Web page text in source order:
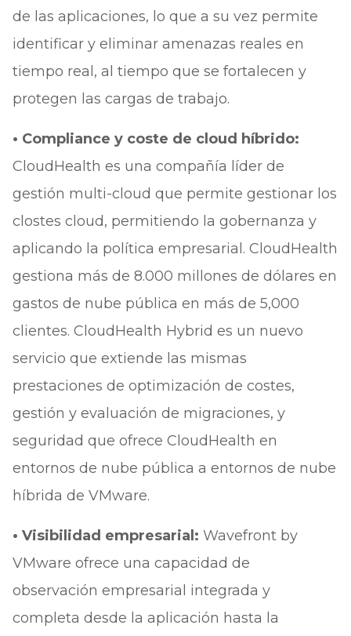
de las aplicaciones, lo que a su vez permite
identificar y eliminar amenazas reales en
tiempo real, al tiempo que se fortalecen y
protegen las cargas de trabajo.
• Compliance y coste de cloud híbrido:
CloudHealth es una compañía líder de
gestión multi-cloud que permite gestionar los
clostes cloud, permitiendo la gobernanza y
aplicando la política empresarial. CloudHealth
gestiona más de 8.000 millones de dólares en
gastos de nube pública en más de 5,000
clientes. CloudHealth Hybrid es un nuevo
servicio que extiende las mismas
prestaciones de optimización de costes,
gestión y evaluación de migraciones, y
seguridad que ofrece CloudHealth en
entornos de nube pública a entornos de nube
híbrida de VMware.
• Visibilidad empresarial: Wavefront by
VMware ofrece una capacidad de
observación empresarial integrada y
completa desde la aplicación hasta la